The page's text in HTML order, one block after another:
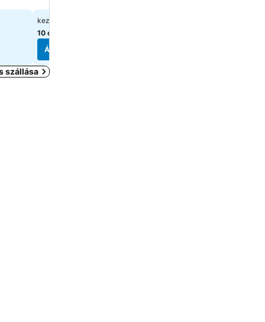
kezdőár:
10 oldal
Árak megjelenítése
szállása